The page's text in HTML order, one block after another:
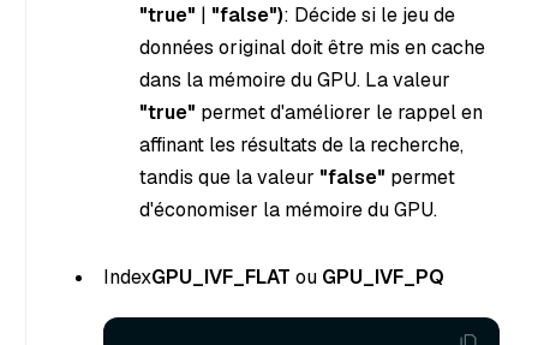
"true" | "false"): Décide si le jeu de
données original doit être mis en cache
dans la mémoire du GPU. La valeur
"true" permet d'améliorer le rappel en
affinant les résultats de la recherche,
tandis que la valeur "false" permet
d'économiser la mémoire du GPU.
IndexGPU_IVF_FLAT ou GPU_IVF_PQ